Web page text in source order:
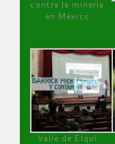
contra la minería
en México
Valle de Elqui